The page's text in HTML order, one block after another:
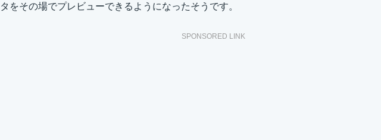
タをその場でプレビューできるようになったそうです。
SPONSORED LINK